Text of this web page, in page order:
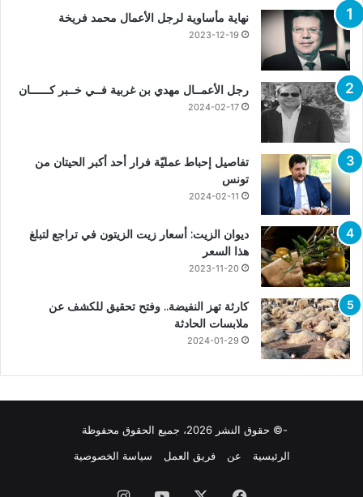
نهاية مأساوية لرجل الأعمال محمد فريخة
2023-12-19
رجل الأعمــال مهدي بن غربية فــي خــبر كــــــان
2024-02-17
تفاصيل إحباط عمليّة فرار أحد أكبر الحيتان من
تونس
2024-02-11
ديوان الزيت: أسعار زيت الزيتون في تراجع لتبلغ
هذا السعر
2023-11-20
كارثة تهز النفيضة.. وفتح تحقيق للكشف عن
ملابسات الحادثة
2024-01-29
-© حقوق النشر 2026، جميع الحقوق محفوظة
الرئيسية
عن فريق العمل سياسة الخصوصية